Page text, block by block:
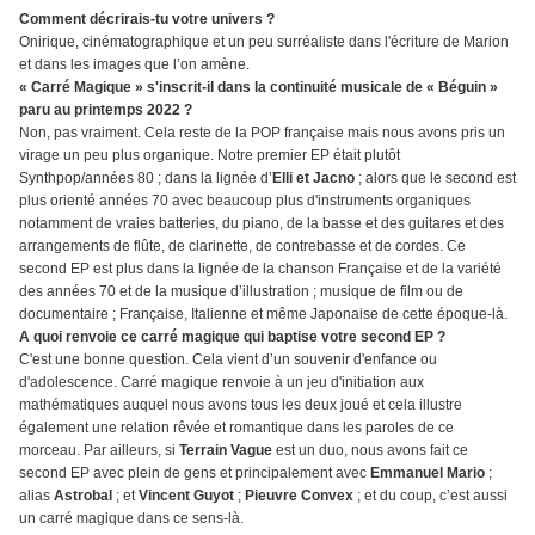
Comment décrirais-tu votre univers ?
Onirique, cinématographique et un peu surréaliste dans l'écriture de Marion
et dans les images que l’on amène.
« Carré Magique » s'inscrit-il dans la continuité musicale de « Béguin »
paru au printemps 2022 ?
Non, pas vraiment. Cela reste de la POP française mais nous avons pris un
virage un peu plus organique. Notre premier EP était plutôt
Synthpop/années 80 ; dans la lignée d’ Elli et Jacno ; alors que le second est
plus orienté années 70 avec beaucoup plus d'instruments organiques
notamment de vraies batteries, du piano, de la basse et des guitares et des
arrangements de flûte, de clarinette, de contrebasse et de cordes. Ce
second EP est plus dans la lignée de la chanson Française et de la variété
des années 70 et de la musique d’illustration ; musique de film ou de
documentaire ; Française, Italienne et même Japonaise de cette époque-là.
A quoi renvoie ce carré magique qui baptise votre second EP ?
C'est une bonne question. Cela vient d’un souvenir d'enfance ou
d'adolescence. Carré magique renvoie à un jeu d'initiation aux
mathématiques auquel nous avons tous les deux joué et cela illustre
également une relation rêvée et romantique dans les paroles de ce
morceau. Par ailleurs, si Terrain Vague est un duo, nous avons fait ce
second EP avec plein de gens et principalement avec Emmanuel Mario ;
alias Astrobal ; etVincent Guyot ; Pieuvre Convex ; et du coup, c’est aussi
un carré magique dans ce sens-là.